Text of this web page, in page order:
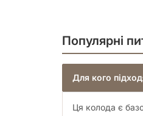
Популярні
Для кого
Ця колода є